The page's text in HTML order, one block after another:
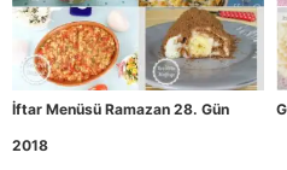
İftar Menüsü Ramazan 28. Gün
2018